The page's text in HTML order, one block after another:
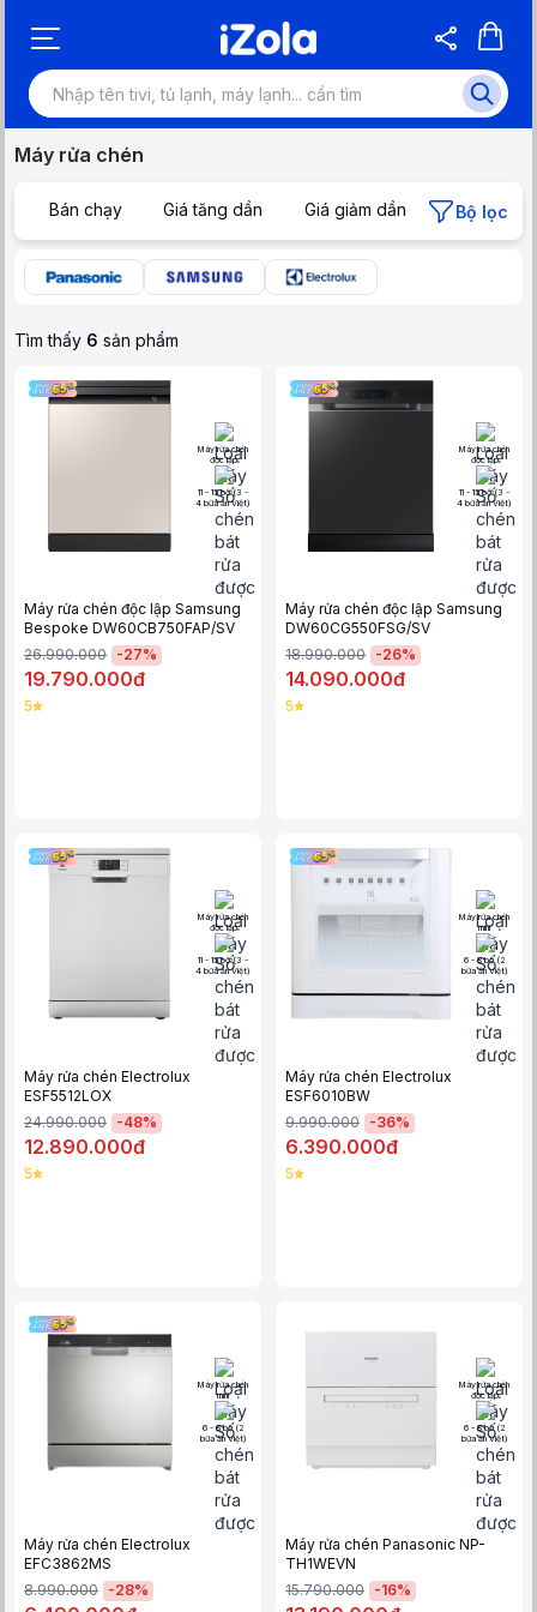
Máy rửa chén
Bán chạy Giá tăng dần Giá giảm dần Bộ lọc
Tìm thấy 6 sản phẩm
Máy rửa chén
độc lập
11 - 15 bộ (3 -
4 bữa ăn Việt)
Máy rửa chén độc lập Samsung
Bespoke DW60CB750FAP/SV
26.990.000 -27%
19.790.000đ
5
Máy rửa chén
độc lập
11 - 15 bộ (3 -
4 bữa ăn Việt)
Máy rửa chén độc lập Samsung
DW60CG550FSG/SV
18.990.000 -26%
14.090.000đ
5
Máy rửa chén
độc lập
11 - 15 bộ (3 -
4 bữa ăn Việt)
Máy rửa chén Electrolux
ESF5512LOX
24.990.000 -48%
12.890.000đ
5
Máy rửa chén
mini
6 - 8 bộ (2
bữa ăn Việt)
Máy rửa chén Electrolux
ESF6010BW
9.990.000 -36%
6.390.000đ
5
Máy rửa chén
mini
6 - 8 bộ (2
bữa ăn Việt)
Máy rửa chén Electrolux
EFC3862MS
8.990.000 -28%
Máy rửa chén
độc lập
6 - 8 bộ (2
bữa ăn Việt)
Máy rửa chén Panasonic NP-
TH1WEVN
15.790.000 -16%